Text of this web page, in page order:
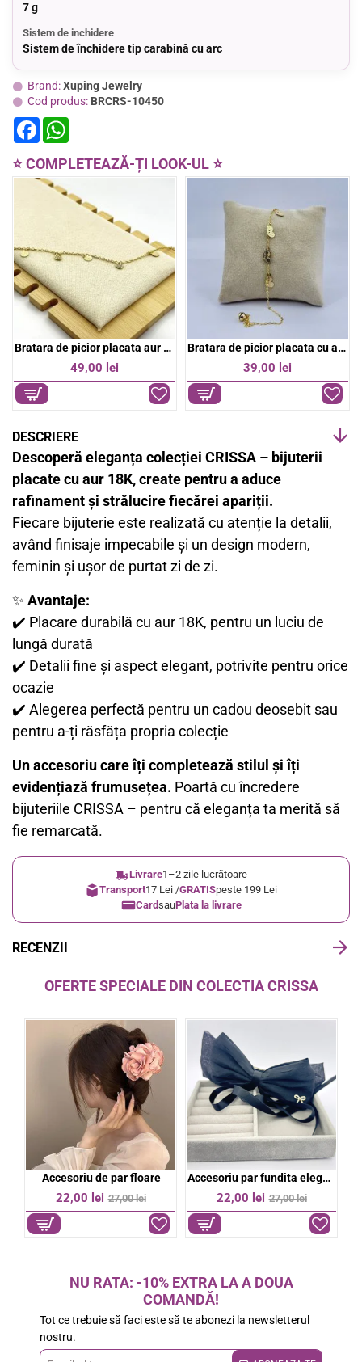
7 g
Sistem de inchidere
Sistem de închidere tip carabină cu arc
Brand:Xuping Jewelry
Cod produs: BRCRS-10450
F
a
e
b
o
t
A
p
⭐ COMPLETEAZĂ-ȚI LOOK-UL ⭐
Bratara de picior placata cu aur 18k
39,00 lei
-9%Bratara de picior placata cu aur 18k
39,00 lei 43,00 lei
DESCRIERE
Descoperă eleganța colecției CRISSA – bijuterii
placate cu aur 18K, create pentru a aduce
rafinament și strălucire fiecărei apariții.
Fiecare bijuterie este realizată cu atenție la detalii,
având finisaje impecabile și un design modern,
feminin și ușor de purtat zi de zi.
✨ Avantaje:
✔️ Placare durabilă cu aur 18K, pentru un luciu de
lungă durată
✔️ Detalii fine și aspect elegant, potrivite pentru orice
ocazie
✔️ Alegerea perfectă pentru un cadou deosebit sau
pentru a-ți răsfăța propria colecție
Un accesoriu care îți completează stilul și îți
evidențiază frumusețea. Poartă cu încredere
bijuteriile CRISSA – pentru că eleganța ta merită să
fie remarcată.
Livrare1–2 zile lucrătoare
Transport17 Lei /GRATISpeste 199 Lei
CardsauPlata la livrare
RECENZII
OFERTE SPECIALE DIN COLECTIA CRISSA
-21%
27,00 lei 34,00 lei
-20%
Bereta colorata dama
39,00 lei 49,00 lei
NU RATA: -10% EXTRA LA A DOUA
COMANDĂ!
Tot ce trebuie să faci este să te abonezi la newsletterul
nostru.